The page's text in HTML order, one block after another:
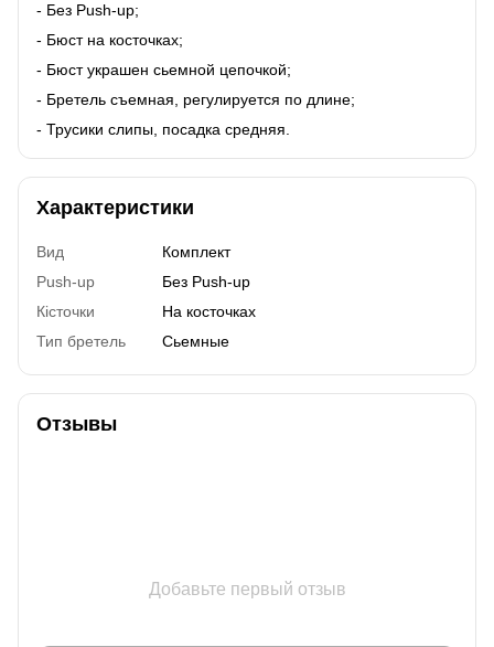
- Без Push-up;
- Бюст на косточках;
- Бюст украшен сьемной цепочкой;
- Бретель съемная, регулируется по длине;
- Трусики слипы, посадка средняя.
Характеристики
Вид
Комплект
Push-up
Без Push-up
Кісточки
На косточках
Тип бретель
Сьемные
Отзывы
Добавьте первый отзыв